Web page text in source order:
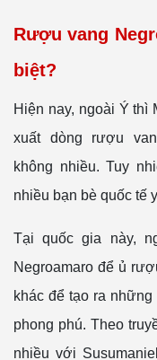
Rượu vang
biệt?
Hiện nay, ngoài Ý thì
xuất dòng rượu
không nhiều. Tuy
nhiều bạn bè quốc tế
Tại quốc gia này,
Negroamaro để ủ
khác để tạo ra
phong phú. Theo
nhiều với